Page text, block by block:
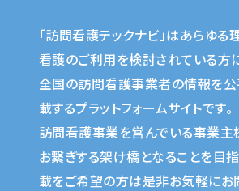
「訪問看護テックナビ」はあらゆる
看護のご利用を検討されている方
全国の訪問看護事業者の情報を
載するプラットフォームサイトです。
訪問看護事業を営んでいる事業主
お繋ぎする架け橋となることを目指
載をご希望の方は是非お気軽にお